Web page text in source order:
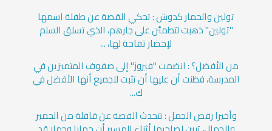
تولين والحمار كدوش : تحكي القصة عن طفلة اسمها
"تولين" ذهبت لتطمئن على جارهم، الذي تسلق السلم
لإحضار تفاحة لها، ...
من الأفضل؟ : انضمت "فيروز" إلى صفوف المتميزين في
المدرسة، فظنت أن عليها أن تثبت للجميع أنها الأفضل في
ك...
وأخيرا رقص الجمل : تتحدث القصة عن قافلة من الحمير